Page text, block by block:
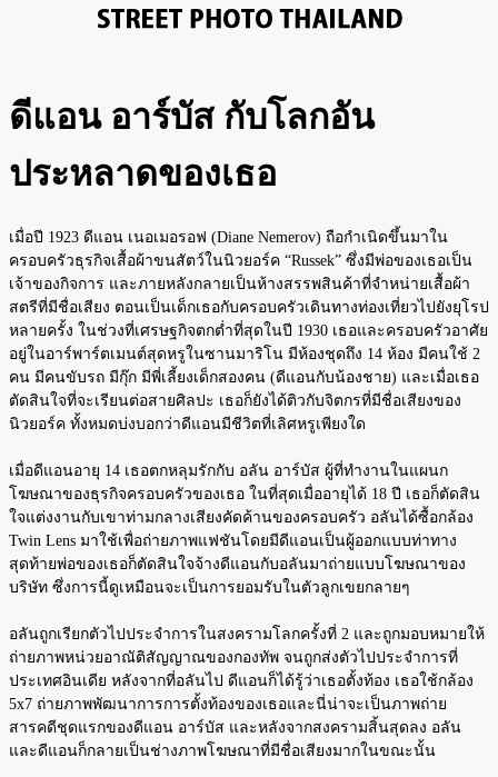
ดีแอน อาร์บัส กับโลกอัน
ประหลาดของเธอ
เมื่อปี 1923 ดีแอน เนอเมอรอฟ (Diane Nemerov) ถือกำเนิดขึ้นมาใน
ครอบครัวธุรกิจเสื้อผ้าขนสัตว์ในนิวยอร์ค “Russek” ซึ่งมีพ่อของเธอเป็น
เจ้าของกิจการ และภายหลังกลายเป็นห้างสรรพสินค้าที่จำหน่ายเสื้อผ้า
สตรีที่มีชื่อเสียง ตอนเป็นเด็กเธอกับครอบครัวเดินทางท่องเที่ยวไปยังยุโรป
หลายครั้ง ในช่วงที่เศรษฐกิจตกต่ำที่สุดในปี 1930 เธอและครอบครัวอาศัย
อยู่ในอาร์พาร์ตเมนต์สุดหรูในซานมาริโน มีห้องชุดถึง 14 ห้อง มีคนใช้ 2
คน มีคนขับรถ มีกุ๊ก มีพี่เลี้ยงเด็กสองคน (ดีแอนกับน้องชาย) และเมื่อเธอ
ตัดสินใจที่จะเรียนต่อสายศิลปะ เธอก็ยังได้ติวกับจิตกรที่มีชื่อเสียงของ
นิวยอร์ค ทั้งหมดบ่งบอกว่าดีแอนมีชีวิตที่เลิศหรูเพียงใด
เมื่อดีแอนอายุ 14 เธอตกหลุมรักกับ อลัน อาร์บัส ผู้ที่ทำงานในแผนก
โฆษณาของธุรกิจครอบครัวของเธอ ในที่สุดเมื่ออายุได้ 18 ปี เธอก็ตัดสิน
ใจแต่งงานกับเขาท่ามกลางเสียงคัดค้านของครอบครัว อลันได้ซื้อกล้อง
Twin Lens มาใช้เพื่อถ่ายภาพแฟชันโดยมีดีแอนเป็นผู้ออกแบบท่าทาง
สุดท้ายพ่อของเธอก็ตัดสินใจจ้างดีแอนกับอลันมาถ่ายแบบโฆษณาของ
บริษัท ซึ่งการนี้ดูเหมือนจะเป็นการยอมรับในตัวลูกเขยกลายๆ
อลันถูกเรียกตัวไปประจำการในสงครามโลกครั้งที่ 2 และถูกมอบหมายให้
ถ่ายภาพหน่วยอาณัติสัญญาณของกองทัพ จนถูกส่งตัวไปประจำการที่
ประเทศอินเดีย หลังจากที่อลันไป ดีแอนก็ได้รู้ว่าเธอตั้งท้อง เธอใช้กล้อง
5x7 ถ่ายภาพพัฒนาการการตั้งท้องของเธอและนี่น่าจะเป็นภาพถ่าย
สารคดีชุดแรกของดีแอน อาร์บัส และหลังจากสงครามสิ้นสุดลง อลัน
และดีแอนก็กลายเป็นช่างภาพโฆษณาที่มีชื่อเสียงมากในขณะนั้น